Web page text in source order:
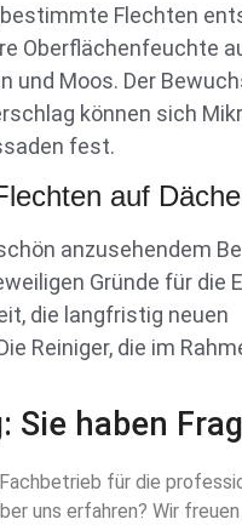
Flechten
Oberflächenfeuchte
und Moos. Der
können sich
fest.
auf
anzusehendem
Gründe für
die langfristig neuen
Reiniger, die im
Sie haben
für die
uns erfahren? Wir